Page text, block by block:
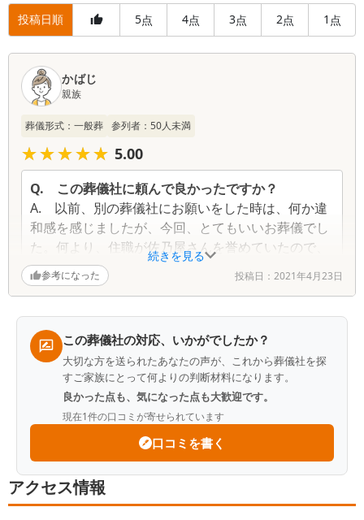
投稿日順 5点 4点 3点 2点 1 点
口
続きを見る
かばじ
親族
葬儀形式： 一般葬 参列者： 50人未満
★★★★★
★★★★★ 5.00
Q. この葬儀社に頼んで良かったですか？
A. 以前、別の葬儀社にお願いをした時は、何か違
和感を感じましたが、今回、とてもいいお葬儀でし
た。何より、住職が佐乃屋さんを誉めていたので、
自分達が依頼をした業者がよそと違う事に満足しま
した。気配りがあって、内容も分かりやすく、100
Q.葬儀社をどのように探しましたか？
A.ネットで検索して、上から順番に電話をしまし
参考になった 投稿日： 2021年4月23日
この葬儀社の対応、いかがでしたか？
大切な方を送られたあなたの声が、これから葬儀社を探
すご家族にとって何よりの判断材料になります。
良かった点も、気になった点も大歓迎です。
現在1件の口コミが寄せられています
口コミを書く
アクセス情報